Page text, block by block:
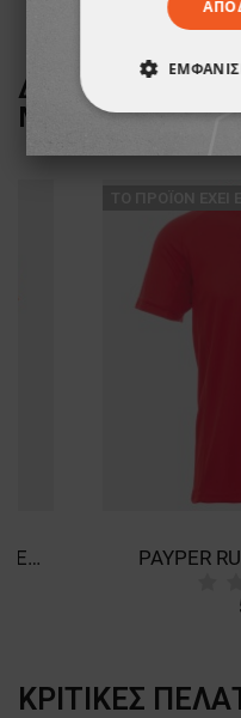
ΔΕΙΤΕ
ΜΑΡΚΑPAYPER
PAYPER RUNNER FLUO ORANGE T-shirt PAYPER
ΚΡΙΤΙΚΈΣ